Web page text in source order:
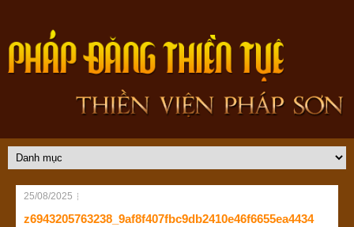
25/08/2025
z6943205763238_9af8f407fbc9db2410e46f6655ea4434